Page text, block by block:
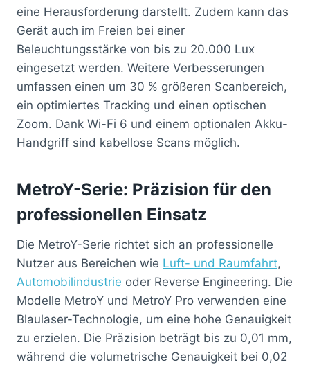
eine Herausforderung darstellt. Zudem kann das
Gerät auch im Freien bei einer
Beleuchtungsstärke von bis zu 20.000 Lux
eingesetzt werden. Weitere Verbesserungen
umfassen einen um 30 % größeren Scanbereich,
ein optimiertes Tracking und einen optischen
Zoom. Dank Wi-Fi 6 und einem optionalen Akku-
Handgriff sind kabellose Scans möglich.
MetroY-Serie: Präzision für den
professionellen Einsatz
Die MetroY-Serie richtet sich an professionelle
Nutzer aus Bereichen wie Luft- und Raumfahrt,
Automobilindustrie oder Reverse Engineering. Die
Modelle MetroY und MetroY Pro verwenden eine
Blaulaser-Technologie, um eine hohe Genauigkeit
zu erzielen. Die Präzision beträgt bis zu 0,01 mm,
während die volumetrische Genauigkeit bei 0,02